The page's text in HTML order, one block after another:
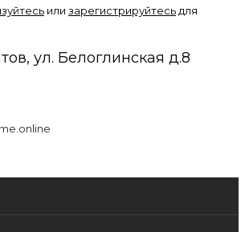
или зарегистрируйтесь для
ул. Белоглинская д.8